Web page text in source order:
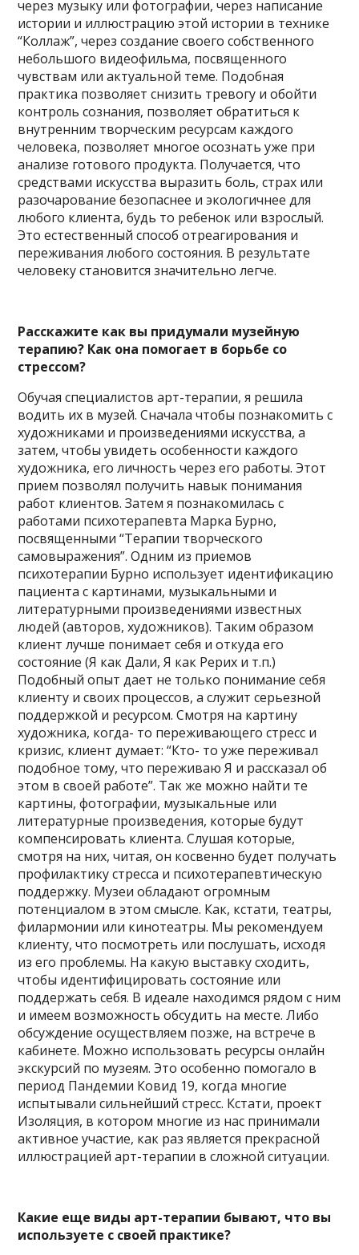
через музыку или фотографии, через написание
истории и иллюстрацию этой истории в технике
“Коллаж”, через создание своего собственного
небольшого видеофильма, посвященного
чувствам или актуальной теме. Подобная
практика позволяет снизить тревогу и обойти
контроль сознания, позволяет обратиться к
внутренним творческим ресурсам каждого
человека, позволяет многое осознать уже при
анализе готового продукта. Получается, что
средствами искусства выразить боль, страх или
разочарование безопаснее и экологичнее для
любого клиента, будь то ребенок или взрослый.
Это естественный способ отреагирования и
переживания любого состояния. В результате
человеку становится значительно легче.
Расскажите как вы придумали музейную
терапию? Как она помогает в борьбе со
стрессом?
Обучая специалистов арт-терапии, я решила
водить их в музей. Сначала чтобы познакомить с
художниками и произведениями искусства, а
затем, чтобы увидеть особенности каждого
художника, его личность через его работы. Этот
прием позволял получить навык понимания
работ клиентов. Затем я познакомилась с
работами психотерапевта Марка Бурно,
посвященными “Терапии творческого
самовыражения”. Одним из приемов
психотерапии Бурно использует идентификацию
пациента с картинами, музыкальными и
литературными произведениями известных
людей (авторов, художников). Таким образом
клиент лучше понимает себя и откуда его
состояние (Я как Дали, Я как Рерих и т.п.)
Подобный опыт дает не только понимание себя
клиенту и своих процессов, а служит серьезной
поддержкой и ресурсом. Смотря на картину
художника, когда- то переживающего стресс и
кризис, клиент думает: “Кто- то уже переживал
подобное тому, что переживаю Я и рассказал об
этом в своей работе”. Так же можно найти те
картины, фотографии, музыкальные или
литературные произведения, которые будут
компенсировать клиента. Слушая которые,
смотря на них, читая, он косвенно будет получать
профилактику стресса и психотерапевтическую
поддержку. Музеи обладают огромным
потенциалом в этом смысле. Как, кстати, театры,
филармонии или кинотеатры. Мы рекомендуем
клиенту, что посмотреть или послушать, исходя
из его проблемы. На какую выставку сходить,
чтобы идентифицировать состояние или
поддержать себя. В идеале находимся рядом с ним
и имеем возможность обсудить на месте. Либо
обсуждение осуществляем позже, на встрече в
кабинете. Можно использовать ресурсы онлайн
экскурсий по музеям. Это особенно помогало в
период Пандемии Ковид 19, когда многие
испытывали сильнейший стресс. Кстати, проект
Изоляция, в котором многие из нас принимали
активное участие, как раз является прекрасной
иллюстрацией арт-терапии в сложной ситуации.
Какие еще виды арт-терапии бывают, что вы
используете с своей практике?